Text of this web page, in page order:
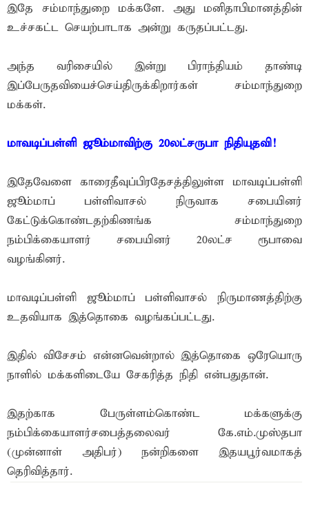
இதே சம்மாந்துறை மக்களே. அது மனிதாபிமானத்தின்
உச்சகட்ட செயற்பாடாக அன்று கருதப்பட்டது.
அந்த வரிசையில் இன்று பிராந்தியம் தாண்டி
இப்பேருதவியைச்செய்திருக்கிறார்கள் சம்மாந்துறை
மக்கள்.
மாவடிப்பள்ளி ஜூம்மாவிற்கு 20லட்சருபா நிதியுதவி!
இதேவேளை காரைதீவுப்பிரதேசத்திலுள்ள மாவடிப்பள்ளி
ஜூம்மாப் பள்ளிவாசல் நிருவாக சபையினர்
கேட்டுக்கொண்டதற்கிணங்க சம்மாந்துறை
நம்பிக்கையாளர் சபையினர் 20லட்ச ரூபாவை
வழங்கினர்.
மாவடிப்பள்ளி ஜூம்மாப் பள்ளிவாசல் நிருமாணத்திற்கு
உதவியாக இத்தொகை வழங்கப்பட்டது.
இதில் விசேசம் என்னவென்றால் இத்தொகை ஒரேயொரு
நாளில் மக்களிடையே சேகரித்த நிதி என்பதுதான்.
இதற்காக பேருள்ளம்கொண்ட மக்களுக்கு
நம்பிக்கையாளர்சபைத்தலைவர் கே.எம்.முஸ்தபா
(முன்னாள் அதிபர்) நன்றிகளை இதயபூர்வமாகத்
தெரிவித்தார்.